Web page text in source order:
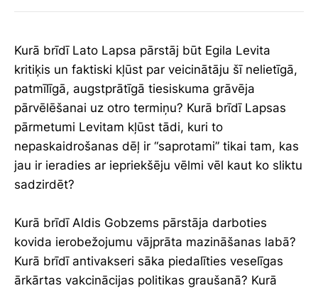
Kurā brīdī Lato Lapsa pārstāj būt Egila Levita
kritiķis un faktiski kļūst par veicinātāju šī nelietīgā,
patmīlīgā, augstprātīgā tiesiskuma grāvēja
pārvēlēšanai uz otro termiņu? Kurā brīdī Lapsas
pārmetumi Levitam kļūst tādi, kuri to
nepaskaidrošanas dēļ ir “saprotami” tikai tam, kas
jau ir ieradies ar iepriekšēju vēlmi vēl kaut ko sliktu
sadzirdēt?
Kurā brīdī Aldis Gobzems pārstāja darboties
kovida ierobežojumu vājprāta mazināšanas labā?
Kurā brīdī antivakseri sāka piedalīties veselīgas
ārkārtas vakcinācijas politikas graušanā? Kurā